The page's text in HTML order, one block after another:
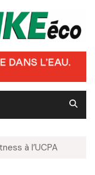
à l’UCPA